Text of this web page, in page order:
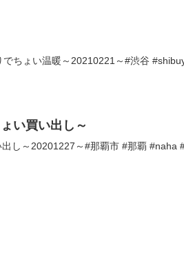
でちょい温暖～20210221～#渋谷
い買い出し～
し～20201227～#那覇市 #那覇 #naha